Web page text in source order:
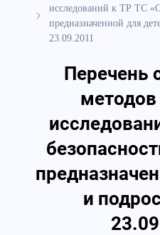
исследований к ТР ТС
предназначенной для
23.09.2011
Перечень
методов
и